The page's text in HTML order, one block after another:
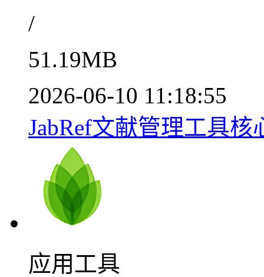
/
51.19MB
2026-06-10 11:18:55
JabRef文献管理工具核
应用工具